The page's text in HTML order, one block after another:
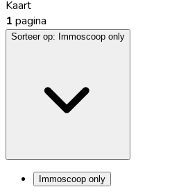
Kaart
1 pagina
Sorteer op: Immoscoop only
Immoscoop only